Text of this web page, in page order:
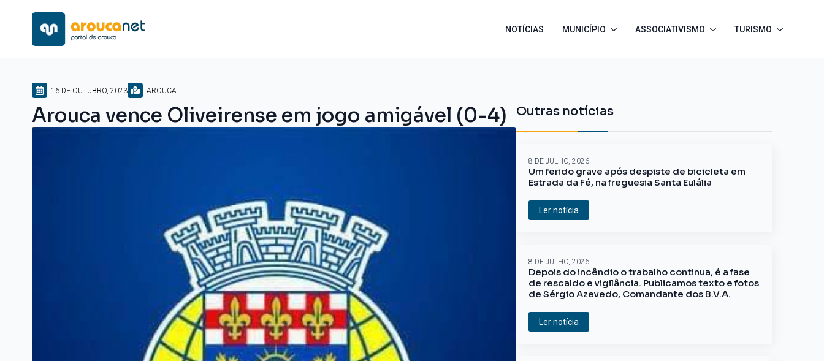
NOTÍCIAS MUNICÍPIO ASSOCIATIVISMO TURISMO
16 DE OUTUBRO, 2023 AROUCA
Arouca vence Oliveirense em jogo amigável (0-4) Outras notícias
Um ferido grave após despiste de bicicleta em
Estrada da Fé, na freguesia Santa Eulália
8 DE JULHO, 2026
Ler notícia
Depois do incêndio o trabalho continua, é a fase
de rescaldo e vigilância. Publicamos texto e fotos
de Sérgio Azevedo, Comandante dos B.V.A.
8 DE JULHO, 2026
Ler notícia